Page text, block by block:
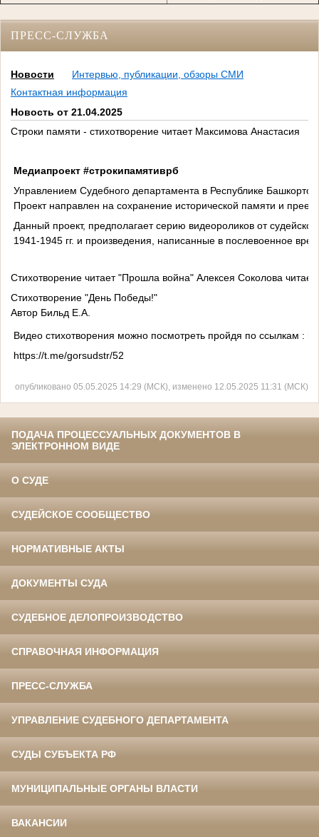
ПРЕСС-СЛУЖБА
Новости
Интервью, публикации, обзоры СМИ
Контактная информация
Новость от 21.04.2025
Строки памяти - стихотворение читает Максимова Анастасия
Медиапроект #строкипамятиврб
Управлением Судебного департамента в Республике
Проект направлен на сохранение исторической памяти и
Данный проект, предполагает серию видеороликов от
1941-1945 гг. и произведения, написанные в послевоенное
Стихотворение читает "Прошла война" Алексея Соколова
Стихотворение "День Победы!"
Автор Бильд Е.А.
Видео стихотворения можно посмотреть пройдя по ссылкам :
https://t.me/gorsudstr/52
опубликовано 05.05.2025 14:29 (МСК), изменено 12.05.2025 11:31 (МСК)
ПОДАЧА ПРОЦЕССУАЛЬНЫХ ДОКУМЕНТОВ В
ЭЛЕКТРОННОМ ВИДЕ
О СУДЕ
СУДЕЙСКОЕ СООБЩЕСТВО
НОРМАТИВНЫЕ АКТЫ
ДОКУМЕНТЫ СУДА
СУДЕБНОЕ ДЕЛОПРОИЗВОДСТВО
СПРАВОЧНАЯ ИНФОРМАЦИЯ
ПРЕСС-СЛУЖБА
УПРАВЛЕНИЕ СУДЕБНОГО ДЕПАРТАМЕНТА
СУДЫ СУБЪЕКТА РФ
МУНИЦИПАЛЬНЫЕ ОРГАНЫ ВЛАСТИ
ВАКАНСИИ